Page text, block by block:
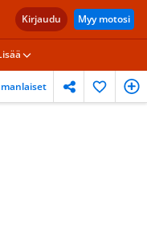
Kirjaudu Myy motosi